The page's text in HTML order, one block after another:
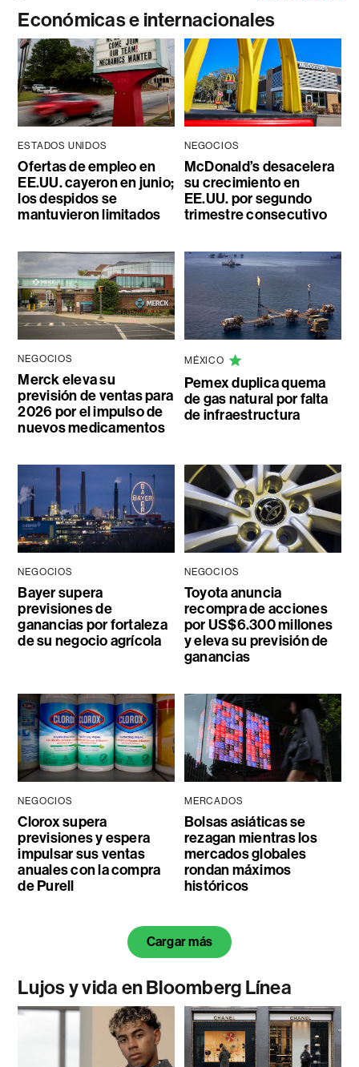
Económicas e internacionales
ESTADOS UNIDOS
Ofertas de empleo en
EE.UU. cayeron en junio;
los despidos se
mantuvieron limitados
NEGOCIOS
McDonald’s desacelera
su crecimiento en
EE.UU. por segundo
trimestre consecutivo
NEGOCIOS
Merck eleva su
previsión de ventas para
2026 por el impulso de
nuevos medicamentos
MÉXICO
Pemex duplica quema
de gas natural por falta
de infraestructura
NEGOCIOS
Bayer supera
previsiones de
ganancias por fortaleza
de su negocio agrícola
NEGOCIOS
Toyota anuncia
recompra de acciones
por US$6.300 millones
y eleva su previsión de
ganancias
NEGOCIOS
Clorox supera
previsiones y espera
impulsar sus ventas
anuales con la compra
de Purell
MERCADOS
Bolsas asiáticas se
rezagan mientras los
mercados globales
rondan máximos
históricos
Cargar más
Lujos y vida en Bloomberg Línea